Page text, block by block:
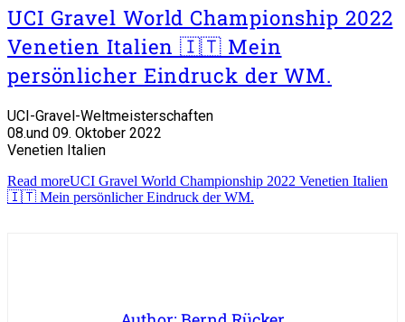
UCI Gravel World Championship 2022
Venetien Italien 🇮🇹 Mein
persönlicher Eindruck der WM.
UCI-Gravel-Weltmeisterschaften
08.und 09. Oktober 2022
Venetien Italien
Read moreUCI Gravel World Championship 2022 Venetien Italien
🇮🇹 Mein persönlicher Eindruck der WM.